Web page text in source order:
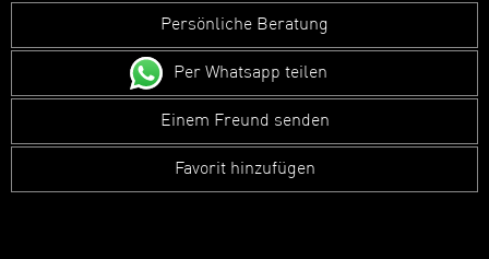
Persönliche Beratung
Per Whatsapp teilen
Einem Freund senden
Favorit hinzufügen